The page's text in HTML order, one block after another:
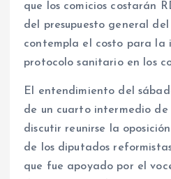
que los comicios costarán
del presupuesto general
contempla el costo para la
protocolo sanitario en los
El entendimiento del
de un cuarto intermedio de
discutir reunirse la
de los diputados
que fue apoyado por el